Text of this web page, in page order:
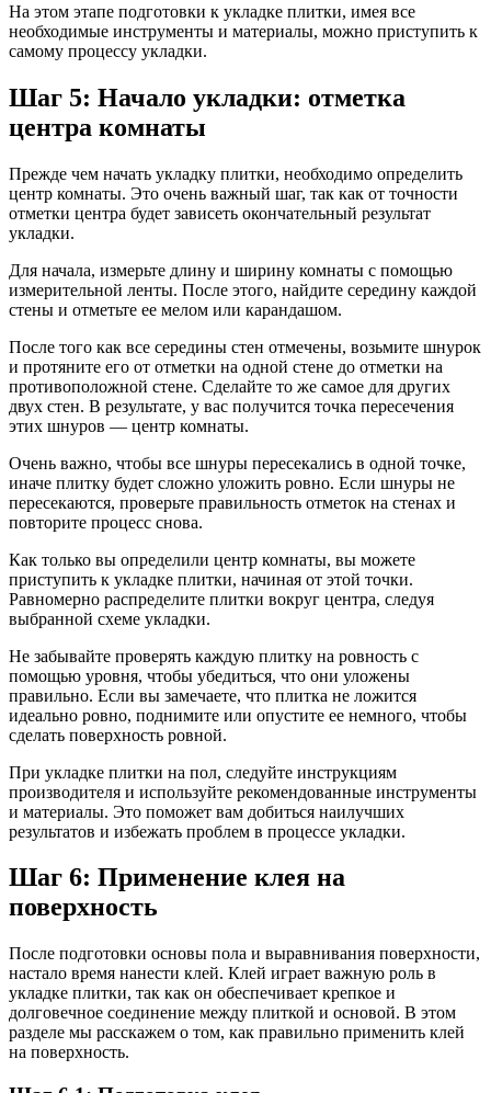
На этом этапе подготовки к укладке плитки, имея все
необходимые инструменты и материалы, можно приступить к
самому процессу укладки.
Шаг 5: Начало укладки: отметка
центра комнаты
Прежде чем начать укладку плитки, необходимо определить
центр комнаты. Это очень важный шаг, так как от точности
отметки центра будет зависеть окончательный результат
укладки.
Для начала, измерьте длину и ширину комнаты с помощью
измерительной ленты. После этого, найдите середину каждой
стены и отметьте ее мелом или карандашом.
После того как все середины стен отмечены, возьмите шнурок
и протяните его от отметки на одной стене до отметки на
противоположной стене. Сделайте то же самое для других
двух стен. В результате, у вас получится точка пересечения
этих шнуров — центр комнаты.
Очень важно, чтобы все шнуры пересекались в одной точке,
иначе плитку будет сложно уложить ровно. Если шнуры не
пересекаются, проверьте правильность отметок на стенах и
повторите процесс снова.
Как только вы определили центр комнаты, вы можете
приступить к укладке плитки, начиная от этой точки.
Равномерно распределите плитки вокруг центра, следуя
выбранной схеме укладки.
Не забывайте проверять каждую плитку на ровность с
помощью уровня, чтобы убедиться, что они уложены
правильно. Если вы замечаете, что плитка не ложится
идеально ровно, поднимите или опустите ее немного, чтобы
сделать поверхность ровной.
При укладке плитки на пол, следуйте инструкциям
производителя и используйте рекомендованные инструменты
и материалы. Это поможет вам добиться наилучших
результатов и избежать проблем в процессе укладки.
Шаг 6: Применение клея на
поверхность
После подготовки основы пола и выравнивания поверхности,
настало время нанести клей. Клей играет важную роль в
укладке плитки, так как он обеспечивает крепкое и
долговечное соединение между плиткой и основой. В этом
разделе мы расскажем о том, как правильно применить клей
на поверхность.